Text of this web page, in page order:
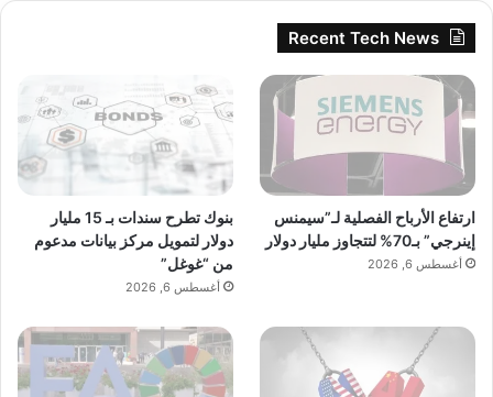
Recent Tech News
ارتفاع الأرباح الفصلية لـ”سيمنس
إينرجي” بـ70% لتتجاوز مليار دولار
أغسطس 6, 2026
بنوك تطرح سندات بـ 15 مليار
دولار لتمويل مركز بيانات مدعوم
من “غوغل”
أغسطس 6, 2026